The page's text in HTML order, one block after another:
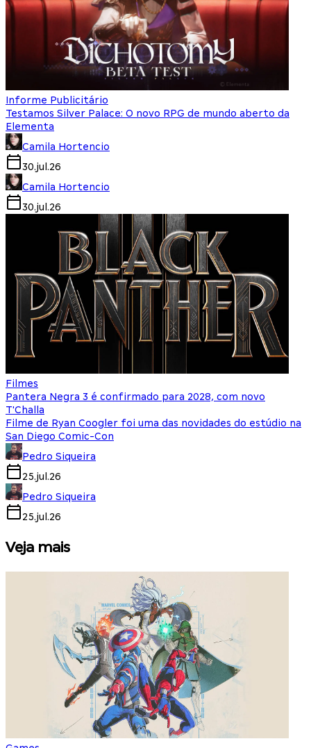
Informe Publicitário
Testamos Silver Palace: O novo RPG de mundo aberto da
Elementa
Camila Hortencio
30.jul.26
Camila Hortencio
30.jul.26
Filmes
Pantera Negra 3 é confirmado para 2028, com novo
T'Challa
Filme de Ryan Coogler foi uma das novidades do estúdio na
San Diego Comic-Con
Pedro Siqueira
25.jul.26
Pedro Siqueira
25.jul.26
Veja mais